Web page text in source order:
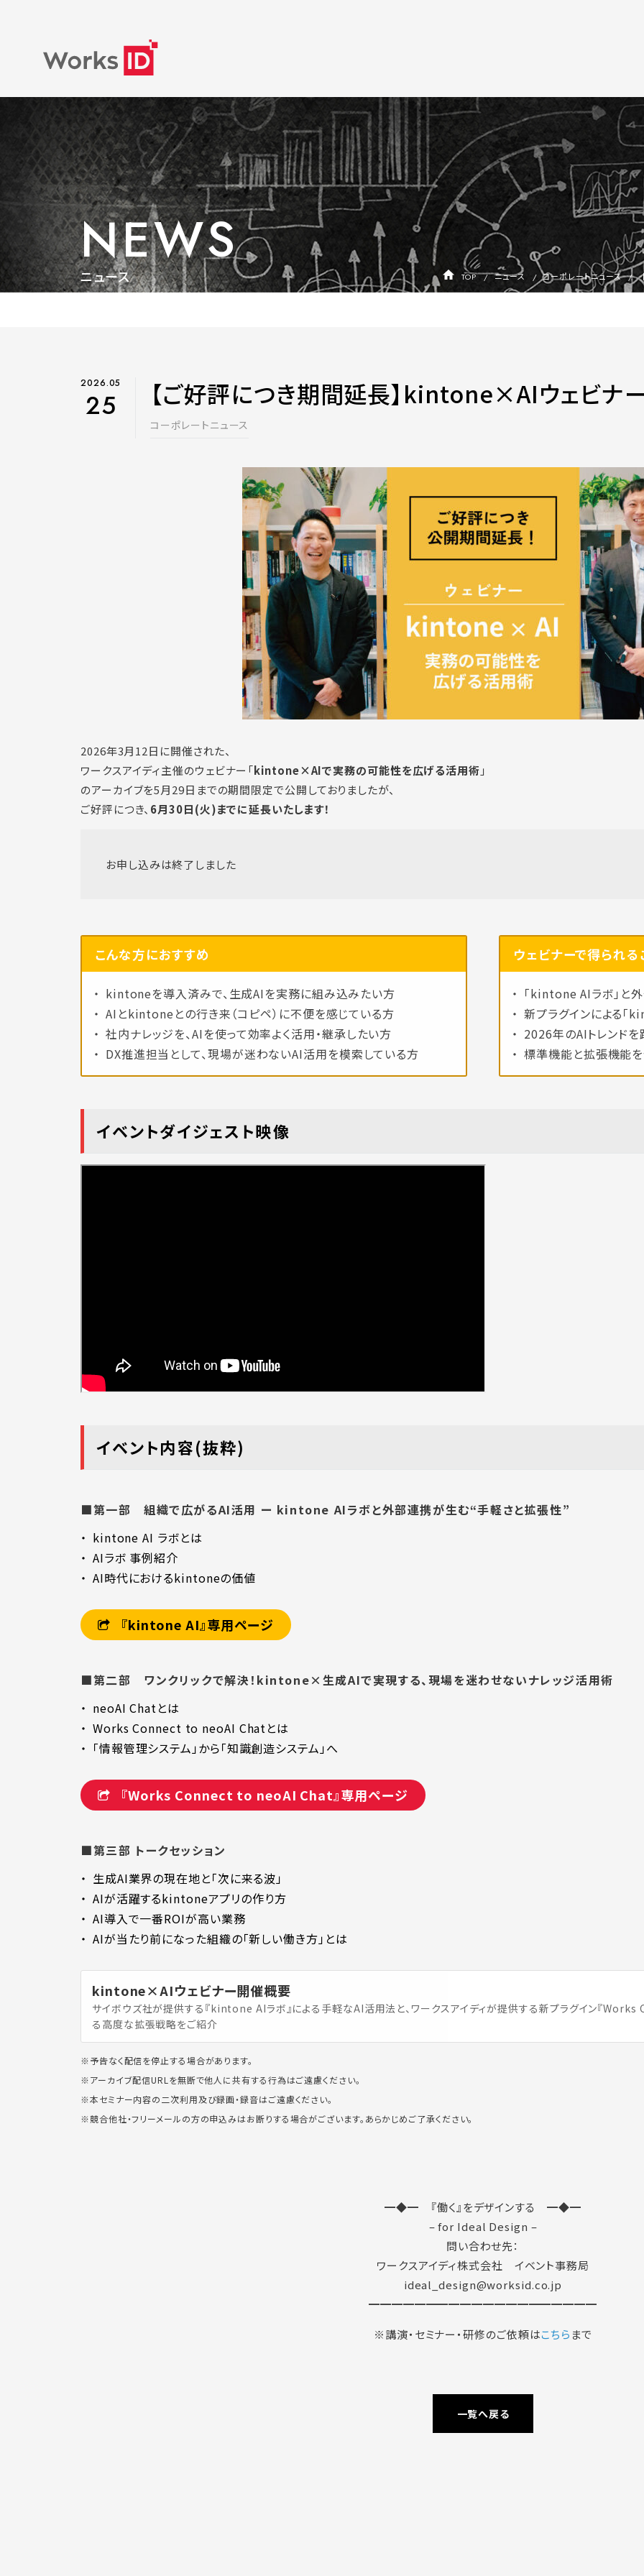
NEWS
ニュース TOP ニュース コーポレートニュース
2026.05
25 【ご好評につき期間延長】kintone×AIウェビナ
コーポレートニュース
2026年3月12日に開催された、
ワークスアイディ主催のウェビナー「kintone×AIで実務の可能性を広げる活用術 」
のアーカイブを5月29日までの期間限定で公開しておりましたが、
ご好評につき、 6月30日(火)までに延長いたします！
お申し込みは終了しました
こんな方におすすめ
kintoneを導入済みで、生成AIを実務に組み込みたい方
AIとkintoneとの行き来（コピペ）に不便を感じている方
社内ナレッジを、AIを使って効率よく活用・継承したい方
DX推進担当として、現場が迷わないAI活用を模索している方
ウェビナーで得られる
「kintone AIラボ」と
新プラグインによる「
2026年のAIトレンドを
標準機能と拡張機能
イベントダイジェスト映像
イベント内容(抜粋)
■第一部 組織で広がるAI活用 ー kintone AIラボと外部連携が生む“手軽さと拡張性”
kintone AI ラボとは
AIラボ 事例紹介
AI時代におけるkintoneの価値
『kintone AI』専用ページ
■第二部 ワンクリックで解決！kintone×生成AIで実現する、現場を迷わせないナレッジ活用術
neoAI Chatとは
Works Connect to neoAI Chatとは
「情報管理システム」から「知識創造システム」へ
『Works Connect to neoAI Chat』専用ページ
■第三部 トークセッション
生成AI業界の現在地と「次に来る波」
AIが活躍するkintoneアプリの作り方
AI導入で一番ROIが高い業務
AIが当たり前になった組織の「新しい働き方」とは
kintone×AIウェビナー開催概要
サイボウズ社が提供する『kintone AIラボ』による手軽なAI活用法と、ワークスアイディが提供する新プラグイン『
る高度な拡張戦略をご紹介
※予告なく配信を停止する場合があります。
※アーカイブ配信URLを無断で他人に共有する行為はご遠慮ください。
※本セミナー内容の二次利用及び録画・録音はご遠慮ください。
※競合他社・フリーメールの方の申込みはお断りする場合がございます。あらかじめご了承ください。
━◆━ 『働く』をデザインする ━◆━
– for Ideal Design –
問い合わせ先：
ワークスアイディ株式会社 イベント事務局
ideal_design@worksid.co.jp
━━━━━━━━━━━━━━━━━━━━
※講演・セミナー・研修のご依頼はこちら まで
一覧へ戻る